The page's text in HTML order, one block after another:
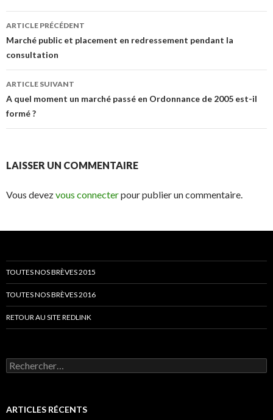
Navigation
des
articles
ARTICLE PRÉCÉDENT
Marché public et placement en redressement pendant la
consultation
ARTICLE SUIVANT
A quel moment un marché passé en Ordonnance de 2005 est-il
formé ?
LAISSER UN COMMENTAIRE
Vous devezvous connecterpour publier un commentaire.
TOUTES NOS BRÈVES 2015
TOUTES NOS BRÈVES 2016
RETOUR AU SITE REDLINK
Rechercher :
ARTICLES RÉCENTS